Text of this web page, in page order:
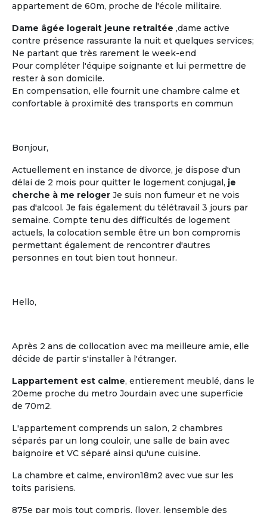
appartement de 60m, proche de l'école militaire.
Dame âgée logerait jeune retraitée ,dame active
contre présence rassurante la nuit et quelques services;
Ne partant que très rarement le week-end
Pour compléter l'équipe soignante et lui permettre de
rester à son domicile.
En compensation, elle fournit une chambre calme et
confortable à proximité des transports en commun
Bonjour,
Actuellement en instance de divorce, je dispose d'un
délai de 2 mois pour quitter le logement conjugal, je
cherche à me reloger Je suis non fumeur et ne vois
pas d'alcool. Je fais également du télétravail 3 jours par
semaine. Compte tenu des difficultés de logement
actuels, la colocation semble être un bon compromis
permettant également de rencontrer d'autres
personnes en tout bien tout honneur.
Hello,
Après 2 ans de collocation avec ma meilleure amie, elle
décide de partir s'installer à l'étranger.
Lappartement est calme, entierement meublé, dans le
20eme proche du metro Jourdain avec une superficie
de 70m2.
L'appartement comprends un salon, 2 chambres
séparés par un long couloir, une salle de bain avec
baignoire et VC séparé ainsi qu'une cuisine.
La chambre et calme, environ18m2 avec vue sur les
toits parisiens.
875e par mois tout compris. (loyer, lensemble des
Les coûts moindres
Des coûts moins élevés que dans
d'autres structures d'accueil
traditionnelles